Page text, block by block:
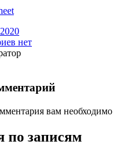
нет
вам необходимо
по записям